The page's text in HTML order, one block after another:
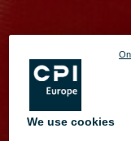
We use cookies